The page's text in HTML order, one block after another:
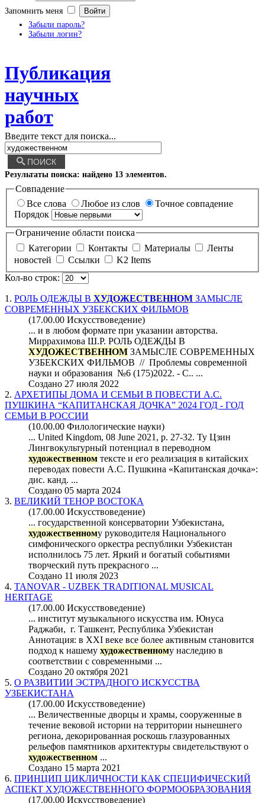
Запомнить меня
Забыли пароль?
Забыли логин?
Публикация
научных
работ
Введите текст для поиска...
ПОИСК
Результаты поиска: найдено 13 элементов.
Совпадение
Все слова
Любое из слов
Точное совпадение
Порядок
Ограничение области поиска
Категории
Контакты Материалы
новостей
Ссылки
K2 Items
Кол-во строк:
1. РОЛЬ ОДЕЖДЫ В ХУДОЖЕСТВЕННОМ ЗАМЫСЛЕ
СОВРЕМЕННЫХ УЗБЕКСКИХ ФИЛЬМОВ
(17.00.00 Искусствоведение)
... и в любом формате при указании авторства.
Миррахимова Ш.Р. РОЛЬ ОДЕЖДЫ В
ХУДОЖЕСТВЕННОМ ЗАМЫСЛЕ СОВРЕМЕННЫХ
УЗБЕКСКИХ ФИЛЬМОВ // Проблемы современной
науки и образования №6 (175)2022. - С.. ...
Создано 27 июля 2022
2. АРХЕТИПЫ ДОМА И СЕМЬИ В ПОВЕСТИ А.С.
ПУШКИНА “КАПИТАНСКАЯ ДОЧКА” 2024 ГОД - ГОД
СЕМЬИ В РОССИИ
(10.00.00 Филологические науки)
... United Kingdom, 08 June 2021, p. 27-32. Ту Цзин
Лингвокультурный потенциал в переводном
художественном тексте и его реализация в китайских
переводах повести А.С. Пушкина «Капитанская дочка»:
дис. канд. ...
Создано 05 марта 2024
3. ВЕЛИКИЙ ТЕНОР ВОСТОКА
(17.00.00 Искусствоведение)
... государственной консерватории Узбекистана,
художественному руководителя Национального
симфонического оркестра республики Узбекистан
исполнилось 75 лет. Яркий и богатый событиями
творческий путь прекрасного ...
Создано 11 июля 2023
4. TANOVAR - UZBEK TRADITIONAL MUSICAL
HERITAGE
(17.00.00 Искусствоведение)
... институт музыкального искусства им. Юнуса
Раджаби, г. Ташкент, Республика Узбекистан
Аннотация: в XXI веке все более активным становится
подход к нашему художественному наследию в
соответствии с современными ...
Создано 20 октября 2021
5. О РАЗВИТИИ ЭСТРАДНОГО ИСКУССТВА
УЗБЕКИСТАНА
(17.00.00 Искусствоведение)
... Величественные дворцы и храмы, сооруженные в
течение вековой истории на территории нынешнего
региона, декорированная роскошь глазурованных
рельефов памятников архитектуры свидетельствуют о
художественном ...
Создано 15 марта 2021
6. ПРИНЦИП ЦИКЛИЧНОСТИ КАК СПЕЦИФИЧЕСКИЙ
АСПЕКТ ХУДОЖЕСТВЕННОГО ФОРМООБРАЗОВАНИЯ
(17.00.00 Искусствоведение)